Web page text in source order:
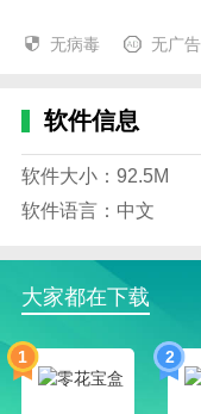
无病毒 无广告
软件信息
软件大小：92.5M
软件语言：中文
大家都在下载
1 2